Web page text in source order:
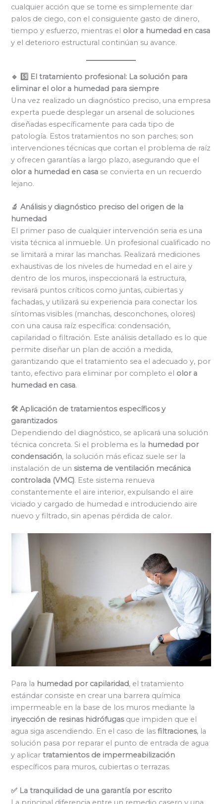
cualquier acción que se tome es simplemente dar
palos de ciego, con el consiguiente gasto de dinero,
tiempo y esfuerzo, mientras el olor a humedad en casa
y el deterioro estructural continúan su avance.
🔹 5️⃣ El tratamiento profesional: La solución para
eliminar el olor a humedad para siempre
Una vez realizado un diagnóstico preciso, una empresa
experta puede desplegar un arsenal de soluciones
diseñadas específicamente para cada tipo de
patología. Estos tratamientos no son parches; son
intervenciones técnicas que cortan el problema de raíz
y ofrecen garantías a largo plazo, asegurando que el
olor a humedad en casa se convierta en un recuerdo
lejano.
🔬 Análisis y diagnóstico preciso del origen de la
humedad
El primer paso de cualquier intervención seria es una
visita técnica al inmueble. Un profesional cualificado no
se limitará a mirar las manchas. Realizará mediciones
exhaustivas de los niveles de humedad en el aire y
dentro de los muros, inspeccionará la estructura,
revisará puntos críticos como juntas, cubiertas y
fachadas, y utilizará su experiencia para conectar los
síntomas visibles (manchas, desconchones, olores)
con una causa raíz específica: condensación,
capilaridad o filtración. Este análisis detallado es lo que
permite diseñar un plan de acción a medida,
garantizando que el tratamiento sea el adecuado y, por
tanto, efectivo para eliminar por completo el olor a
humedad en casa.
🛠️ Aplicación de tratamientos específicos y
garantizados
Dependiendo del diagnóstico, se aplicará una solución
técnica concreta. Si el problema es la humedad por
condensación, la solución más eficaz suele ser la
instalación de unsistema de ventilación mecánica
controlada (VMC). Este sistema renueva
constantemente el aire interior, expulsando el aire
viciado y cargado de humedad e introduciendo aire
nuevo y filtrado, sin apenas pérdida de calor.
Para la humedad por capilaridad, el tratamiento
estándar consiste en crear una barrera química
impermeable en la base de los muros mediante la
inyección de resinas hidrófugasque impiden que el
agua siga ascendiendo. En el caso de lasfiltraciones, la
solución pasa por reparar el punto de entrada de agua
y aplicartratamientos de impermeabilización
específicos para muros, cubiertas o terrazas.
✅ La tranquilidad de una garantía por escrito